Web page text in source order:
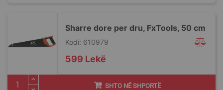
Sharre dore per dru, FxTools, 50 cm
Kodi: 610979
599 Lekë
SHTO NË SHPORTË